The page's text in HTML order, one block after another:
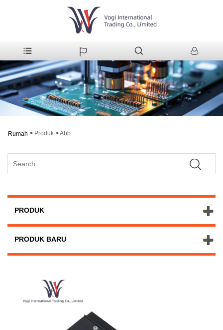
Rumah > Produk >Abb
PRODUK
PRODUK BARU